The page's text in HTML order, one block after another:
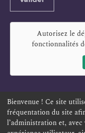
Autorisez le
fonctionnalités
ESPACE PERSONNEL
TÉLÉSERVICES
Bienvenue ! Ce site
fréquentation du site
l’administration et,